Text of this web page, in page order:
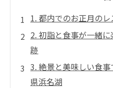
1. 都内でのお正月の
2. 初詣と食事が一緒
跡
3. 絶景と美味しい食
県浜名湖